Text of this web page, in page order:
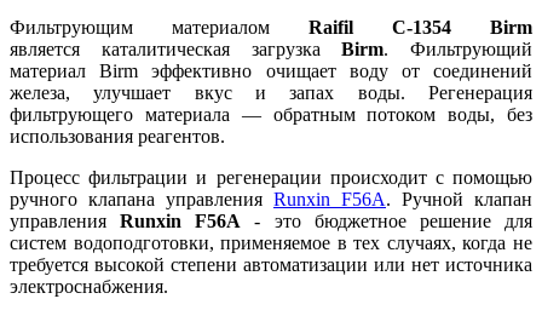
Фильтрующим материалом Raifil С-1354 Birm
является каталитическая загрузкаBirm. Фильтрующий
материал Birm эффективно очищает воду от соединений
железа, улучшает вкус и запах воды. Регенерация
фильтрующего материала — обратным потоком воды, без
использования реагентов.
Процесс фильтрации и регенерации происходит с помощью
ручного клапана управления Runxin F56A. Ручной клапан
управленияRunxin F56A- это бюджетное решение для
систем водоподготовки, применяемое в тех случаях, когда не
требуется высокой степени автоматизации или нет источника
электроснабжения.